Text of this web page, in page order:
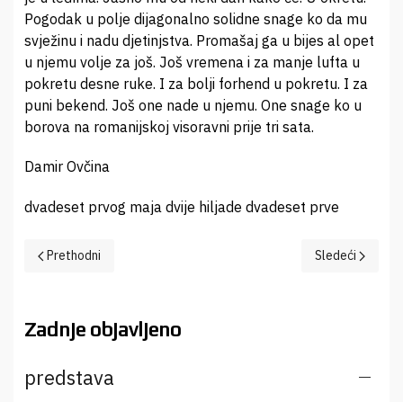
Pogodak u polje dijagonalno solidne snage ko da mu
svježinu i nadu djetinjstva. Promašaj ga u bijes al opet
u njemu volje za još. Još vremena i za manje lufta u
pokretu desne ruke. I za bolji forhend u pokretu. I za
puni bekend. Još one nade u njemu. One snage ko u
borova na romanijskoj visoravni prije tri sata.
Damir Ovčina
dvadeset prvog maja dvije hiljade dvadeset prve
Prethodni članak: Buka i vijest
Prethodni Sledeći članak:
Sledeći
Zadnje objavljeno
predstava